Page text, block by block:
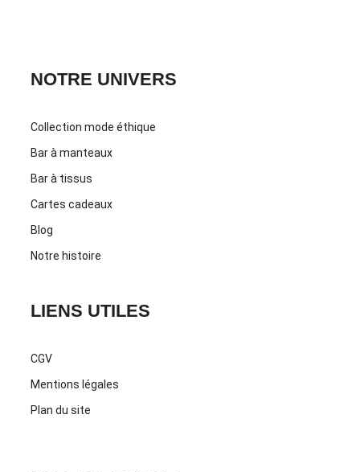
NOTRE UNIVERS
Collection mode éthique
Bar à manteaux
Bar à tissus
Cartes cadeaux
Blog
Notre histoire
LIENS UTILES
CGV
Mentions légales
Plan du site